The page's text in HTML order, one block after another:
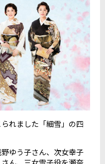
れました「細雪」の四
ゆう子さん、次女幸子